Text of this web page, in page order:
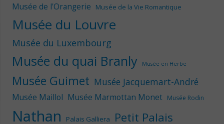
Musée de l'Orangerie Musée de la Vie Romantique
Musée du Louvre
Musée du Luxembourg
Musée du quai Branly Musée en Herbe
Musée Guimet Musée Jacquemart-André
Musée Maillol Musée Marmottan Monet Musée Rodin
Nathan Palais Galliera Petit Palais